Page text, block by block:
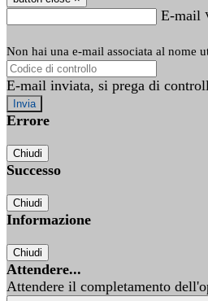
E-mail
Non hai una e-mail associata al nome
E-mail inviata, si prega di
Errore
Chiudi
Successo
Chiudi
Informazione
Chiudi
Attendere...
Attendere il completamento